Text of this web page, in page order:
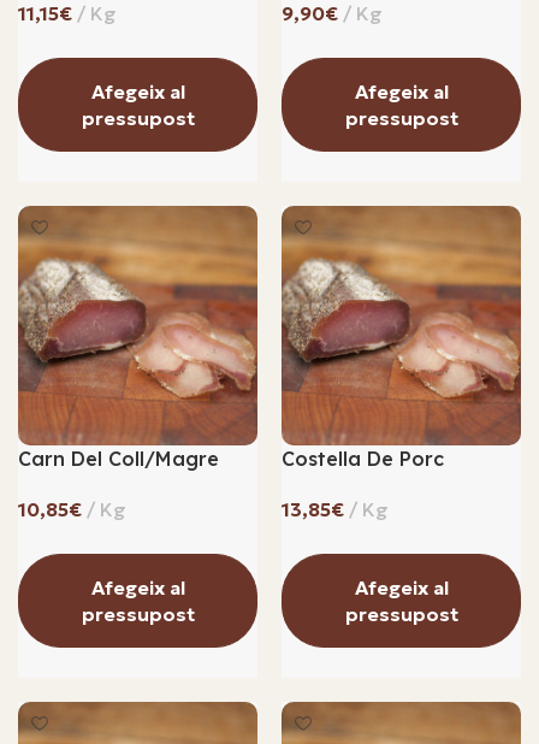
€
Afegeix al
pressupost
€
Afegeix al
pressupost
Carn Del Coll/magre
€
Afegeix al
pressupost
Costella De Porc
€
Afegeix al
pressupost